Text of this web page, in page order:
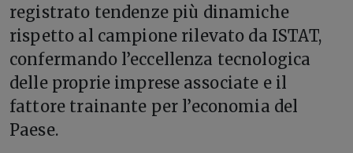
registrato tendenze più dinamiche
rispetto al campione rilevato da ISTAT,
confermando l’eccellenza tecnologica
delle proprie imprese associate e il
fattore trainante per l’economia del
Paese.